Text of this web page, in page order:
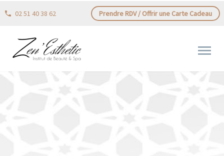
02 51 40 38 62 Prendre RDV / Offrir une Carte Cadeau